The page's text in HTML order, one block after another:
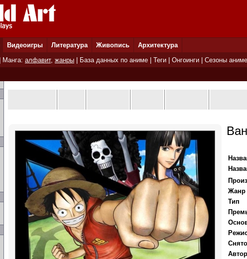
Видеоигры Литература Живопись Архитектура
| Манга: алфавит, жанры База данных по аниме Теги Онгоинги
Сезоны аниме
Жанр
Тип